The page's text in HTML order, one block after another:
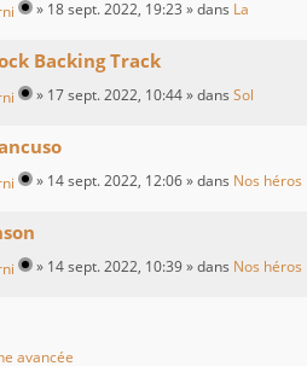
» 18 sept. 2022, 19:23 » dans La
Backing Track
» 17 sept. 2022, 10:44» dans Sol
» 14 sept. 2022, 12:06» dans Nos héros
» 14 sept. 2022, 10:39» dans Nos héros
avancée